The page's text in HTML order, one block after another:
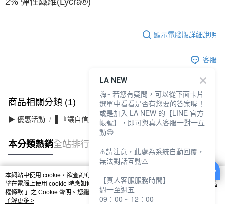
顯示電腦版詳細說明
客服
商品相關分類 (1)
▶ 優惠活動 ▌『讓自信成為日常』滿件最高3折
本分類熱銷全站排行
熱門標籤
本網站中使用 cookie，欲查詢有關本網站使用 cookie 方式之詳情，及若您不希
望在電腦上使用 cookie 時應如何變更電腦的 cookie 設定，請參閱本網站「
隱私
權條款 」之 Cookie 聲明。您繼續使用本網站即表示您同意本公司得按本網站使
用條款之 Cookie 聲明使用 cookie。
了解更多 >
LA NEW
嗨~ 若您有疑問，可以從下面卡片
選單中看看是否有您要的答案喔！
或是加入 LA NEW 的【LINE 官方
帳號】，即可與真人客服一對一互
動😊
⚠️請注意，此處為系統自動回覆，
無法對話互動⚠️
【真人客服服務時間】
週一至週五
09：00 ~ 12：00